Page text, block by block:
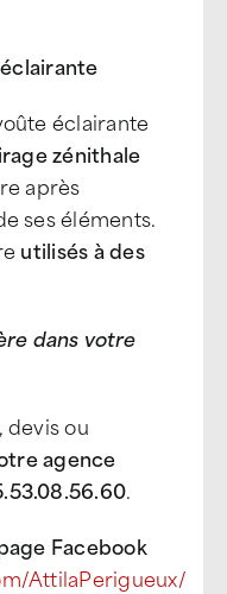
éclairante
zénithale
après
ses éléments.
utilisés à des
dans votre
ou
agence
.
Facebook
AttilaPerigueux/